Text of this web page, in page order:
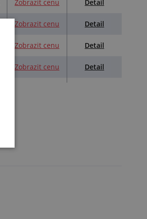
Zobrazit cenu Detail
Zobrazit cenu Detail
Zobrazit cenu Detail
Zobrazit cenu Detail